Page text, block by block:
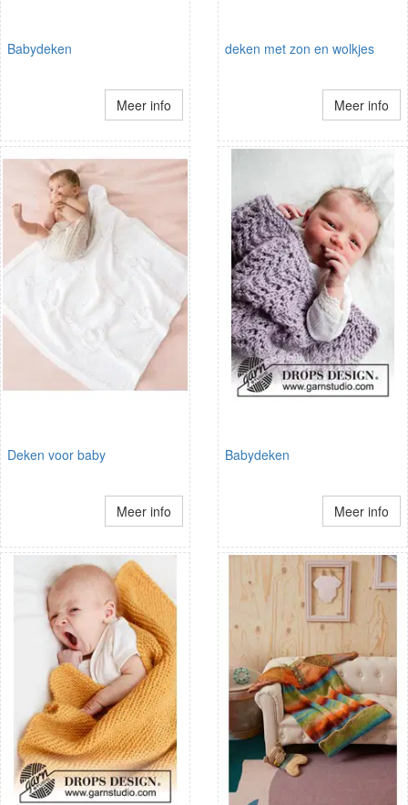
Babydeken
Meer info
deken met zon en wolkjes
Meer info
Deken voor baby
Meer info
Babydeken
Meer info